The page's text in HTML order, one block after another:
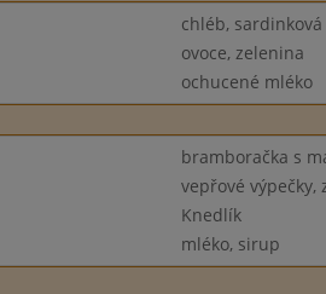
chléb,
ovoce, zelenina
ochucené mléko
bramboračka s
vepřové výpečky,
Knedlík
mléko, sirup